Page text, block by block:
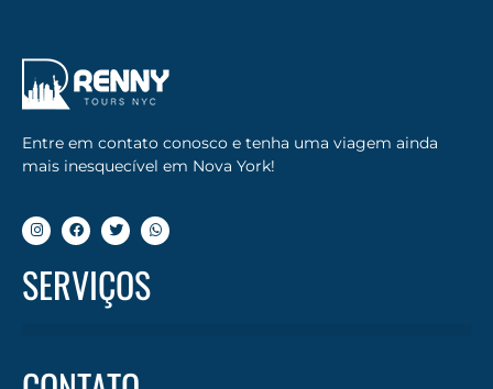
Entre em contato conosco e tenha uma viagem ainda
mais inesquecível em Nova York!
SERVIÇOS